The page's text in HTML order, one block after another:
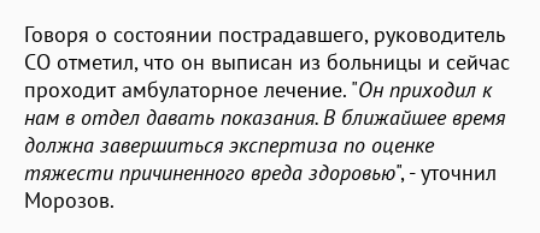
Говоря о состоянии пострадавшего, руководитель
СО отметил, что он выписан из больницы и сейчас
проходит амбулаторное лечение. "Он приходил к
нам в отдел давать показания. В ближайшее время
должна завершиться экспертиза по оценке
тяжести причиненного вреда здоровью", - уточнил
Морозов.